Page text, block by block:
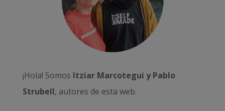
¡Hola! Somos Itziar Marcotegui y Pablo
Strubell, autores de esta web.